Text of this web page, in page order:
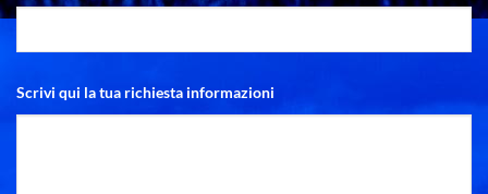
Scrivi qui la tua richiesta informazioni